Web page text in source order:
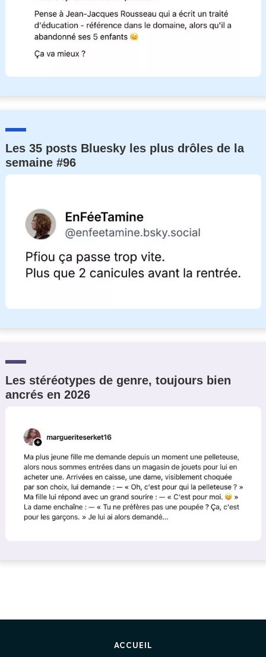
Les 35 posts Bluesky les plus drôles de la
semaine #96
Les stéréotypes de genre, toujours bien
ancrés en 2026
ACCUEIL